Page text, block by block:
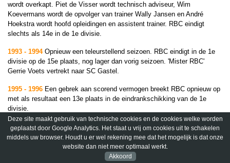
Deze site maakt gebruik van technische cookies en de cookies welke worden
geplaatst door Google Analytics. Het staat u vrij om cookies uit te schakelen
middels uw browser. Houdt u er wel rekening mee dat het mogelijk is dat onze
website dan niet meer optimaal werkt.
Akkoord
wordt overkapt. Piet de Visser wordt technisch adviseur, Wim
Koevermans wordt de opvolger van trainer Wally Jansen en André
Hoekstra wordt hoofd opleidingen en assistent trainer. RBC eindigt
slechts als 14e in de 1e divisie.
1993 - 1994Opnieuw een teleurstellend seizoen. RBC eindigt in de 1e
divisie op de 15e plaats, nog lager dan vorig seizoen. 'Mister RBC'
Gerrie Voets vertrekt naar SC Gastel.
1995 - 1996 Een gebrek aan scorend vermogen breekt RBC opnieuw op
met als resultaat een 13e plaats in de eindrankschikking van de 1e
divisie.
1996 - 1997Ook onder de nieuwe trainer Jan Poortvliet treedt er geen
verbetering in. RBC eindigt in de 1e divisie op de 15e plaats. In april
1997 wordt de eerste ledenraad gekozen.